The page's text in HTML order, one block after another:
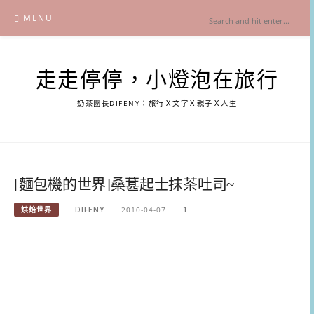
content
MENU
走走停停，小燈泡在旅行
奶茶團長DIFENY：旅行Ｘ文字Ｘ親子Ｘ人生
[麵包機的世界]桑葚起士抹茶吐司~
烘焙世界 DIFENY 2010-04-07 1